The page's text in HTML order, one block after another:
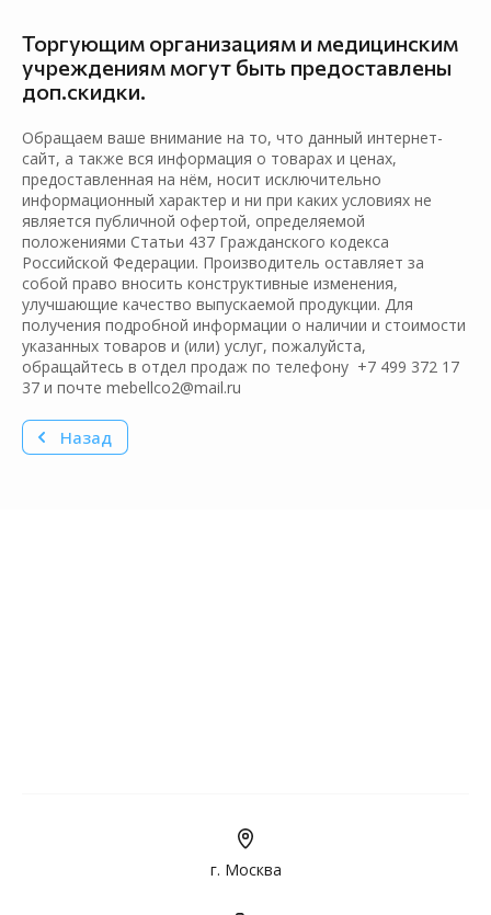
Торгующим организациям и медицинским
учреждениям могут быть предоставлены
доп.скидки.
Обращаем ваше внимание на то, что данный интернет-
сайт, а также вся информация о товарах и ценах,
предоставленная на нём, носит исключительно
информационный характер и ни при каких условиях не
является публичной офертой, определяемой
положениями Статьи 437 Гражданского кодекса
Российской Федерации. Производитель оставляет за
собой право вносить конструктивные изменения,
улучшающие качество выпускаемой продукции. Для
получения подробной информации о наличии и стоимости
указанных товаров и (или) услуг, пожалуйста,
обращайтесь в отдел продаж по телефону +7 499 372 17
37 и почте mebellco2@mail.ru
Назад
г. Москва